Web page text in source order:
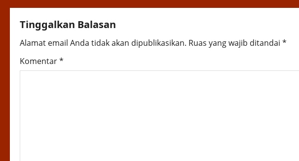
t
n
a
v
Tinggalkan Balasan
Alamat email Anda tidak akan dipublikasikan. Ruas yang wajib ditandai *
Komentar*